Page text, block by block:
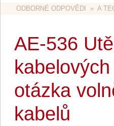
ODBORNÉ ODPOVĚDI
  »
A
AE-536
otázka
kabelů